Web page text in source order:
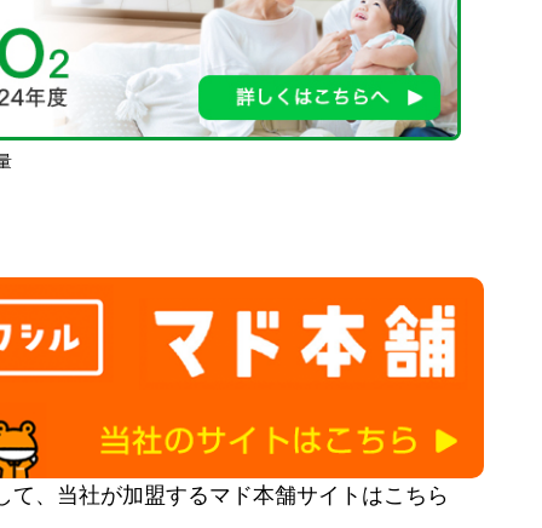
て、当社が加盟するマド本舗サイトはこちら